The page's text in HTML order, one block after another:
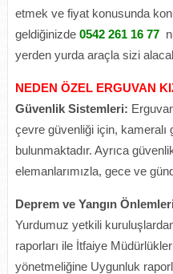
etmek ve fiyat konusunda
geldiğinizde 0542 261 16 77
yerden yurda araçla sizi
NEDEN ÖZEL ERGUVAN
Güvenlik Sistemleri:
çevre güvenliği için, kameralı
bulunmaktadır. Ayrıca
elemanlarımızla, gece ve
Deprem ve Yangın
Yurdumuz yetkili
raporları ile İtfaiye
yönetmeliğine Uygunluk